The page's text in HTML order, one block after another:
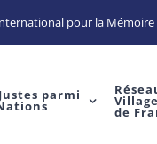
pour la Mémoire
parmi
de